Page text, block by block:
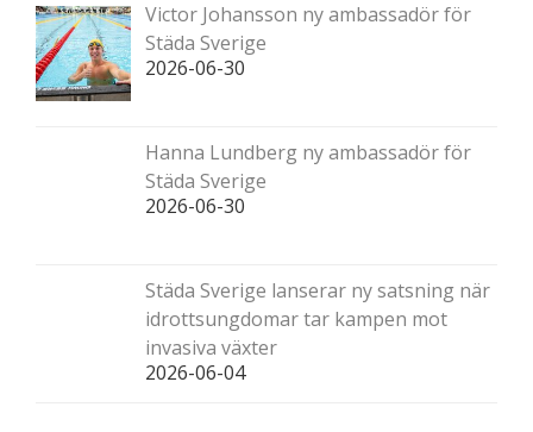
Victor Johansson ny ambassadör för
Städa Sverige
2026-06-30
Hanna Lundberg ny ambassadör för
Städa Sverige
2026-06-30
Städa Sverige lanserar ny satsning när
idrottsungdomar tar kampen mot
invasiva växter
2026-06-04